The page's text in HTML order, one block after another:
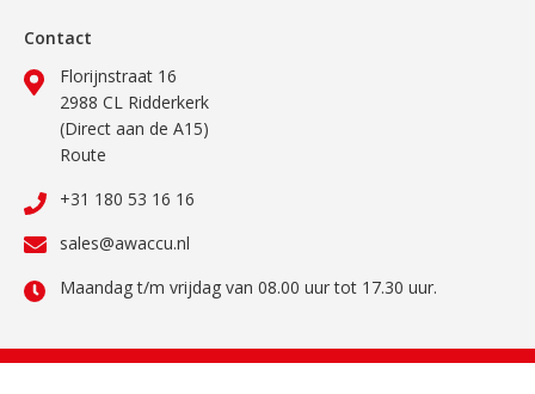
Contact
Florijnstraat 16
2988 CL Ridderkerk
(Direct aan de A15)
Route
+31 180 53 16 16
sales@awaccu.nl
Maandag t/m vrijdag van 08.00 uur tot 17.30 uur.